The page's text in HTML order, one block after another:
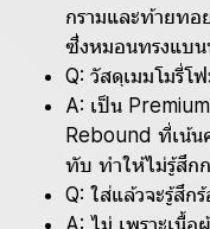
กรามและท้ายท
ซึ่งหมอนทรงแบ
Q: วัสดุเมมโมรี่โ
A: เป็น
Rebound ที่เน้น
ทับ ทำให้ไม่รู้สึก
Q: ใส่แล้วจะรู้สึก
A: ไม่ เพราะเนื้